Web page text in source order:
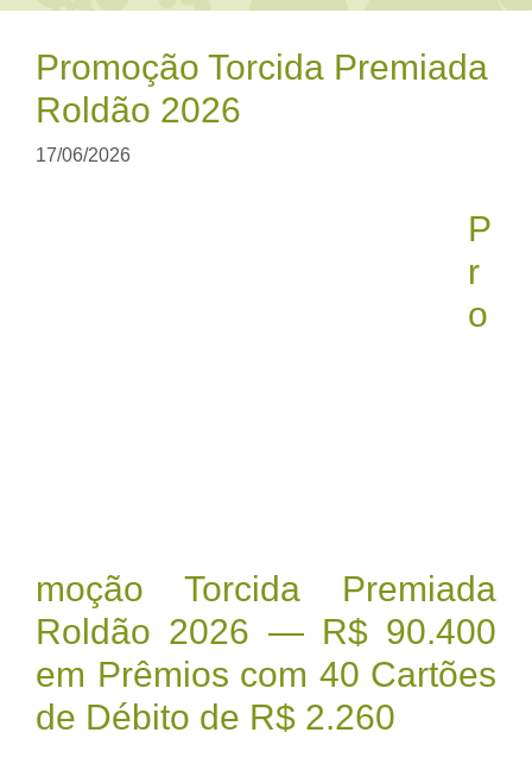
Promoção Torcida Premiada
Roldão 2026
17/06/2026
P
r
o
moção Torcida Premiada
Roldão 2026 — R$ 90.400
em Prêmios com 40 Cartões
de Débito de R$ 2.260